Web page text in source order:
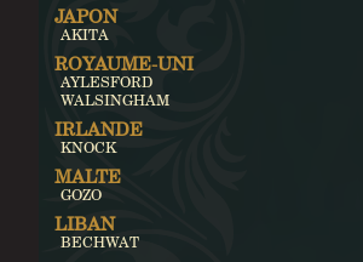
JAPON
AKITA
ROYAUME-UNI
AYLESFORD
WALSINGHAM
IRLANDE
KNOCK
MALTE
GOZO
LIBAN
BECHWAT